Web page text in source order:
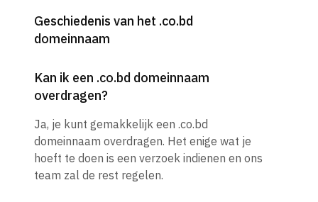
Geschiedenis van het .co.bd
domeinnaam
Kan ik een .co.bd domeinnaam
overdragen?
Ja, je kunt gemakkelijk een .co.bd
domeinnaam overdragen. Het enige wat je
hoeft te doen is een verzoek indienen en ons
team zal de rest regelen.